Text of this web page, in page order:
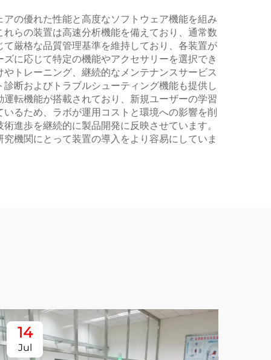
の優れた性能と高度なソフトウェア機能を組み
らの装置は高速分析機能を備えており、通常数
厳格な品質管理基準を維持しており、各装置が
に応じて特定の機能やアクセサリーを選択でき
トレーニング、継続的なメンテナンスサービス
断およびトラブルシューティング機能も提供し
転機能が搭載されており、新規ユーザーの学習
るため、ラボが運用コストと環境への影響を削
進歩を継続的に製品開発に反映させています。
機関にとって装置の導入をより容易にしていま
14
Jul